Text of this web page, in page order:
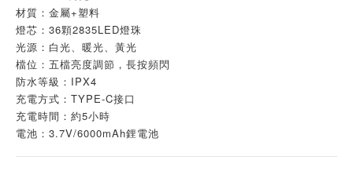
材質：金屬+塑料
燈芯：36顆2835LED燈珠
光源：白光、暖光、黃光
檔位：五檔亮度調節，長按頻閃
防水等級：IPX4
充電方式：TYPE-C接口
充電時間：約5小時
電池：3.7V/6000mAh鋰電池